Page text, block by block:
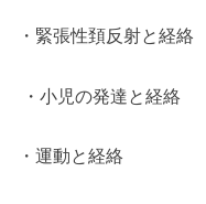
・緊張性頚反射と経絡
・小児の発達と経絡
・運動と経絡